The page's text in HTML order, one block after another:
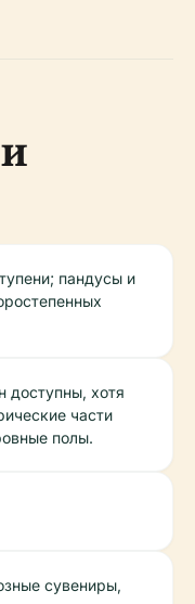
пандусы и
доступны, хотя
части
полы.
сувениры,